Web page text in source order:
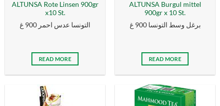
ALTUNSA Rote Linsen 900gr
x10 St.
التونسا عدس احمر 900 غ
READ MORE
ALTUNSA Burgul mittel
900gr x 10 St.
برغل وسط التونسا 900 غ
READ MORE